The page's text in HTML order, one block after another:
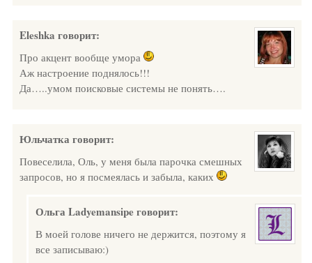
Eleshka говорит:
Про акцент вообще умора
Аж настроение поднялось!!!
Да…..умом поисковые системы не понять….
Юльчатка говорит:
Повеселила, Оль, у меня была парочка смешных
запросов, но я посмеялась и забыла, каких
Ольга Ladyemansipe говорит:
В моей голове ничего не держится, поэтому я
все записываю:)